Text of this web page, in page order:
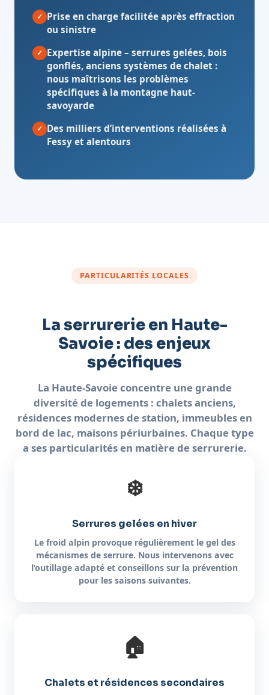
✓ Prise en charge facilitée après effraction
ou sinistre
✓ Expertise alpine – serrures gelées, bois
gonflés, anciens systèmes de chalet :
nous maîtrisons les problèmes
spécifiques à la montagne haut-
savoyarde
✓ Des milliers d’interventions réalisées à
Fessy et alentours
PARTICULARITÉS LOCALES
La serrurerie en Haute-
Savoie : des enjeux
spécifiques
La Haute-Savoie concentre une grande
diversité de logements : chalets anciens,
résidences modernes de station, immeubles en
bord de lac, maisons périurbaines. Chaque type
a ses particularités en matière de serrurerie.
❄️
Serrures gelées en hiver
Le froid alpin provoque régulièrement le gel des
mécanismes de serrure. Nous intervenons avec
l’outillage adapté et conseillons sur la prévention
pour les saisons suivantes.
🏠
Chalets et résidences secondaires